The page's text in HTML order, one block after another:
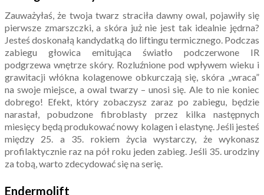
Zauważyłaś, że twoja twarz straciła dawny owal, pojawiły się
pierwsze zmarszczki, a skóra już nie jest tak idealnie jędrna?
Jesteś doskonałą kandydatką do liftingu termicznego. Podczas
zabiegu głowica emitująca światło podczerwone IR
podgrzewa wnętrze skóry. Rozluźnione pod wpływem wieku i
grawitacji włókna kolagenowe obkurczają się, skóra „wraca”
na swoje miejsce, a owal twarzy – unosi się. Ale to nie koniec
dobrego! Efekt, który zobaczysz zaraz po zabiegu, będzie
narastał, pobudzone fibroblasty przez kilka następnych
miesięcy będą produkować nowy kolagen i elastynę. Jeśli jesteś
między 25. a 35. rokiem życia wystarczy, że wykonasz
profilaktycznie raz na pół roku jeden zabieg. Jeśli 35. urodziny
za tobą, warto zdecydować się na serię.
Endermolift